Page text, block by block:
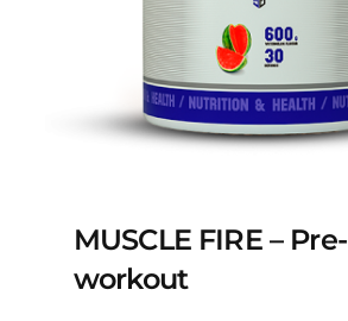
MUSCLE FIRE – Pre-
workout